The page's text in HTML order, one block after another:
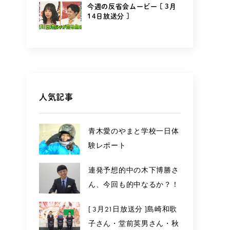
今週の反省会ムービー [ 3月
14日放送分 ]
人気記事
青木愛のやまと学校一日体
験レポート
連発予想的中の木下博勝さ
ん、今回も的中なるか？！
[ 3月21日放送分 ]島崎和歌
子さん・堂前英男さん・秋